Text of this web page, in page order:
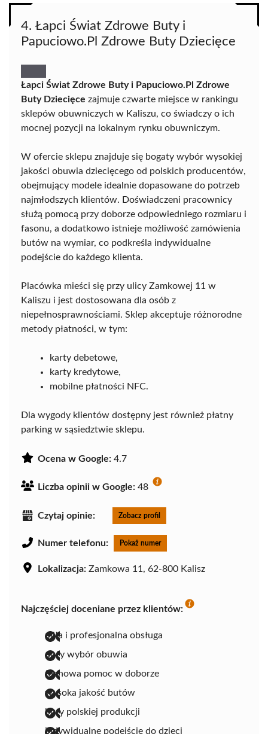
4. Łapci Świat Zdrowe Buty i
Papuciowo.Pl Zdrowe Buty Dziecięce
Łapci Świat Zdrowe Buty i Papuciowo.Pl Zdrowe
Buty Dziecięce zajmuje czwarte miejsce w rankingu
sklepów obuwniczych w Kaliszu, co świadczy o ich
mocnej pozycji na lokalnym rynku obuwniczym.
W ofercie sklepu znajduje się bogaty wybór wysokiej
jakości obuwia dziecięcego od polskich producentów,
obejmujący modele idealnie dopasowane do potrzeb
najmłodszych klientów. Doświadczeni pracownicy
służą pomocą przy doborze odpowiedniego rozmiaru i
fasonu, a dodatkowo istnieje możliwość zamówienia
butów na wymiar, co podkreśla indywidualne
podejście do każdego klienta.
Placówka mieści się przy ulicy Zamkowej 11 w
Kaliszu i jest dostosowana dla osób z
niepełnosprawnościami. Sklep akceptuje różnorodne
metody płatności, w tym:
karty debetowe,
karty kredytowe,
mobilne płatności NFC.
Dla wygody klientów dostępny jest również płatny
parking w sąsiedztwie sklepu.
Ocena w Google: 4.7
Liczba opinii w Google: 48
Czytaj opinie: Zobacz profil
Numer telefonu: Pokaż numer
Lokalizacja: Zamkowa 11, 62-800 Kalisz
Najczęściej doceniane przez klientów:
miła i profesjonalna obsługa
duży wybór obuwia
fachowa pomoc w doborze
wysoka jakość butów
buty polskiej produkcji
indywidualne podejście do dzieci